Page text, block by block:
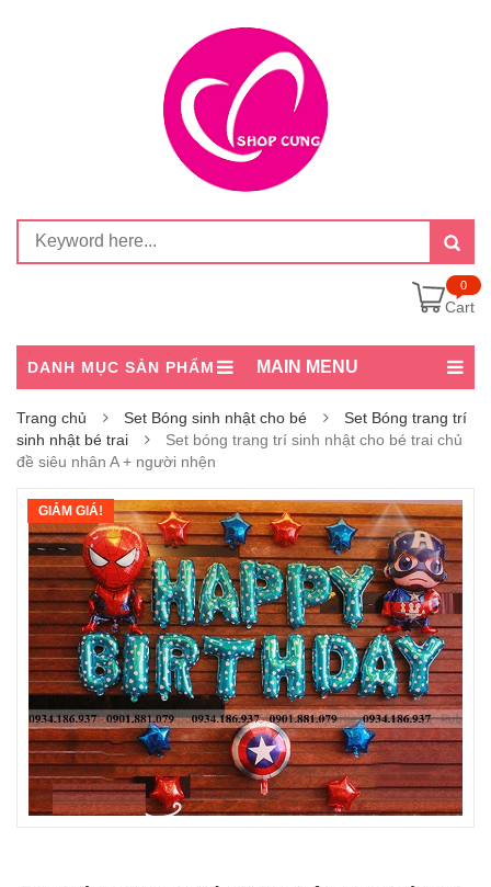
Cart
0
DANH MỤC SẢN PHẨM MAIN MENU
Trang chủ Set Bóng sinh nhật cho bé
Set Bóng trang trí
sinh nhật bé trai
Set bóng trang trí sinh nhật cho bé trai chủ
đề siêu nhân A + người nhện
GIẢM GIÁ!